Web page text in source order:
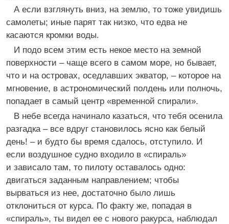
А если взглянуть вниз, на землю, то тоже увидишь
самолеты; иные парят так низко, что едва не
касаются кромки воды.
И подо всем этим есть некое место на земной
поверхности – чаще всего в самом море, но бывает,
что и на островах, оседлавших экватор, – которое на
мгновение, в астрономический полдень или полночь,
попадает в самый центр «временной спирали».
В небе всегда начинало казаться, что тебя осенила
разгадка – все вдруг становилось ясно как белый
день! – и будто бы время сдалось, отступило. И
если воздушное судно входило в «спираль»
и зависало там, то пилоту оставалось одно:
двигаться заданным направлением; чтобы
вырваться из нее, достаточно было лишь
отклониться от курса. По факту же, попадая в
«спираль», ты видел ее с нового ракурса, наблюдал